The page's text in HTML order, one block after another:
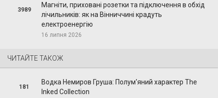
3989
Магніти, приховані розетки та підключення в обхід
лічильників: як на Вінниччині крадуть
електроенергію
16 липня 2026
ЧИТАЙТЕ ТАКОЖ
181
Водка Немиров Груша: Полум'яний характер The
Inked Collection